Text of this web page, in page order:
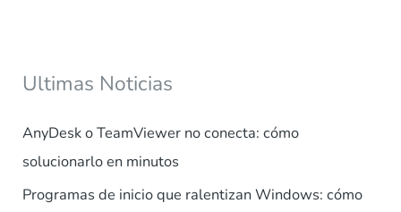
Ultimas Noticias
AnyDesk o TeamViewer no conecta: cómo
solucionarlo en minutos
Programas de inicio que ralentizan Windows: cómo